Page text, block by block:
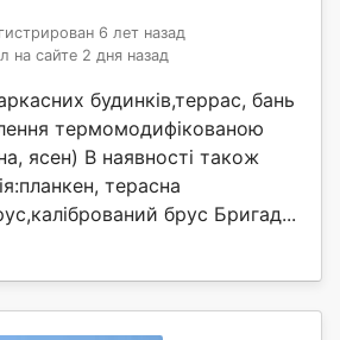
6 лет назад
на сайте 2 дня назад
будинків,террас, бань
термомодифікованою
ясен) В наявності також
терасна
брус Бригад...